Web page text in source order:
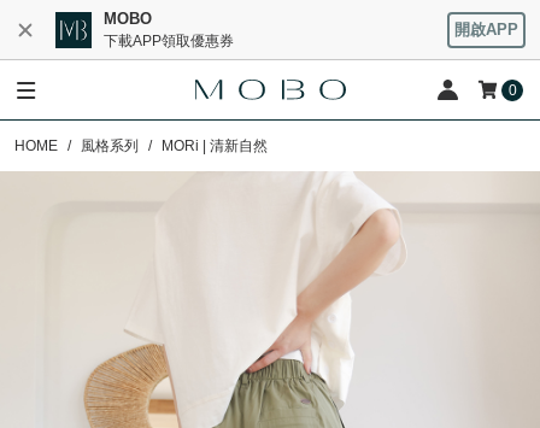
MOBO
下載APP領取優惠券
開啟APP
0
HOME 風格系列 MORi | 清新自然